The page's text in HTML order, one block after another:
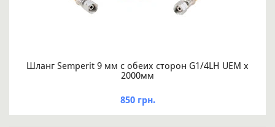
Шланг Semperit 9 мм с обеих сторон G1/4LH UEM x
2000мм
850 грн.